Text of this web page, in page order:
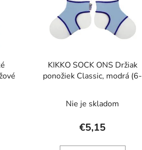
o
u
k
KIKKO SOCK ONS Držiak
ponožiek Classic, modrá (6-
Nie je skladom
€5,15